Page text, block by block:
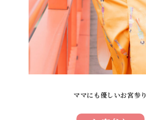
ママにも優しいお宮参り